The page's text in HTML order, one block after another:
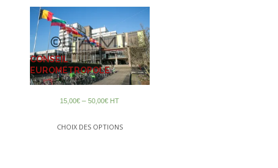
CONSEIL
EUROMETROPOLE
15,00€ –50,00€ HT
CHOIX DES OPTIONS